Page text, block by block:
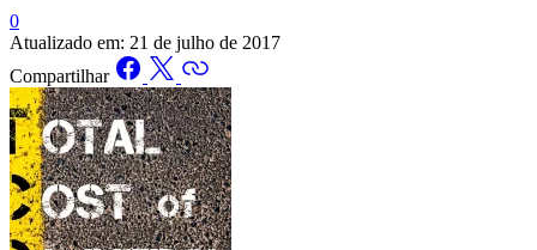
0
Atualizado em: 21 de julho de 2017
Compartilhar